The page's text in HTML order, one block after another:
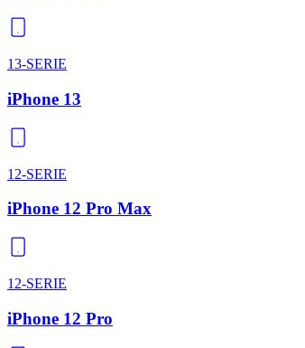
13-SERIE
iPhone 13
12-SERIE
iPhone 12 Pro Max
12-SERIE
iPhone 12 Pro